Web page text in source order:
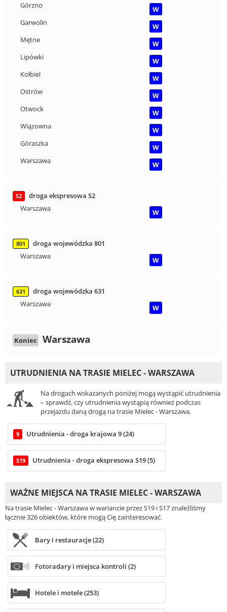
Górzno
W
Garwolin
W
Mętne
W
Lipówki
W
Kołbiel
W
Ostrów
W
Otwock
W
Wiązowna
W
Góraszka
W
Warszawa
W
S2
droga ekspresowa S2
Warszawa
W
801
droga wojewódzka 801
Warszawa
W
631
droga wojewódzka 631
Warszawa
W
Koniec Warszawa
UTRUDNIENIA NA TRASIE MIELEC - WARSZAWA
Na drogach wskazanych poniżej mogą wystąpić utrudnienia
– sprawdź, czy utrudnienia wystąpią również podczas
przejazdu daną drogą na trasie Mielec - Warszawa.
9 Utrudnienia - droga krajowa 9 (24)
S19 Utrudnienia - droga ekspresowa S19 (5)
WAŻNE MIEJSCA NA TRASIE MIELEC - WARSZAWA
Na trasie Mielec - Warszawa w wariancie przez S19 i S17 znaleźliśmy
łącznie 326 obiektów, które mogą Cię zainteresować.
Bary i restauracje (22)
Fotoradary i miejsca kontroli (2)
Hotele i motele (253)